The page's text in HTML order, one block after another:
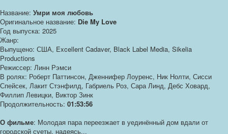
Название: Умри моя любовь
Оригинальное название: Die My Love
Год выпуска: 2025
Жанр:
Выпущено: США, Excellent Cadaver, Black Label Media, Sikelia
Productions
Режиссер: Линн Рэмси
В ролях: Роберт Паттинсон, Дженнифер Лоуренс, Ник Нолти, Сисси
Спейсек, Лакит Стэнфилд, Габриель Роз, Сара Линд, Дебс Ховард,
Филлип Левицки, Виктор Зинк
Продолжительность: 01:53:56
О фильме: Молодая пара переезжает в уединённый дом вдали от
городской суеты, надеясь...